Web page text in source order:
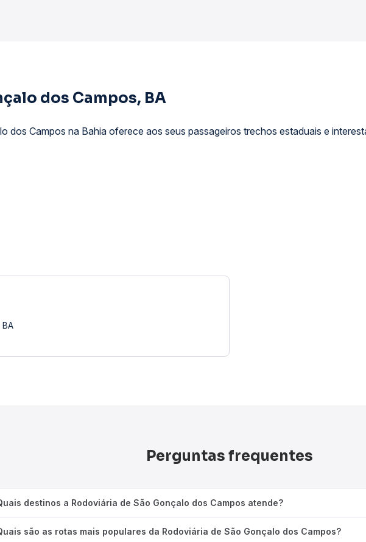
dos Campos, BA
dos Campos na Bahia oferece aos seus passageiros trechos estaduais e
Perguntas frequentes
destinos a Rodoviária de São Gonçalo dos Campos atende?
são as rotas mais populares da Rodoviária de São Gonçalo dos Campos?